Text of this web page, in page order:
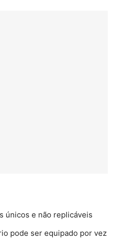
únicos e não replicáveis
pode ser equipado por vez